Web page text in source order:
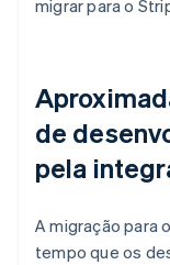
migrar para o
de
pela
A migração para
tempo que os